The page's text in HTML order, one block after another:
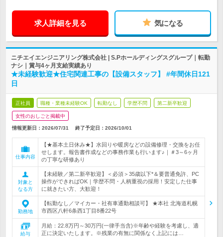
求人詳細を見る 気になる
ニチエイエンジニアリング株式会社 | S.Pホールディングスグループ｜転勤
ナシ｜賞与4ヶ月支給実績あり
★未経験歓迎★住宅関連工事の【設備スタッフ】 #年間休日121
日
正社員 職種・業種未経験OK 転勤なし 学歴不問 第二新卒歓迎
女性のおしごと掲載中
情報更新日：2026/07/31 終了予定日： 2026/10/01
仕事内容
【★基本土日休み★】水回りや暖房などの設備修理・交換をお任
せします。報告書作成などの事務作業も行います♪｜＃3～6ヶ月
の丁寧な研修あり
対象と
なる方
【未経験／第二新卒歓迎】＜必須＞35歳以下*＆要普通免許、PC
操作ができればOK｜学歴不問・人柄重視の採用！安定した仕事
に就きたい方、大歓迎！
勤務地
【転勤なし／マイカー・社有車通勤相談可】 ★本社 北海道札幌
市西区八軒6条西1丁目8番22号
給与
月給：22.8万円～30万円(一律手当含)※年齢や経験を考慮し、適
正に決定いたします。※残業の有無に関係なく上記には…